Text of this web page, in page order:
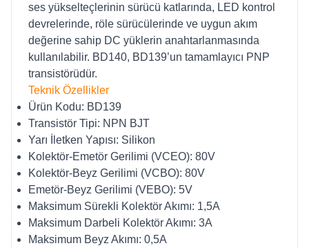
ses yükselteçlerinin sürücü katlarında, LED kontrol
devrelerinde, röle sürücülerinde ve uygun akım
değerine sahip DC yüklerin anahtarlanmasında
kullanılabilir. BD140, BD139’un tamamlayıcı PNP
transistörüdür.
Teknik Özellikler
Ürün Kodu: BD139
Transistör Tipi: NPN BJT
Yarı İletken Yapısı: Silikon
Kolektör-Emetör Gerilimi (VCEO): 80V
Kolektör-Beyz Gerilimi (VCBO): 80V
Emetör-Beyz Gerilimi (VEBO): 5V
Maksimum Sürekli Kolektör Akımı: 1,5A
Maksimum Darbeli Kolektör Akımı: 3A
Maksimum Beyz Akımı: 0,5A